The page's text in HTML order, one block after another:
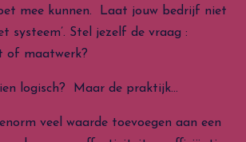
mee kunnen. Laat jouw bedrijf niet
systeem’. Stel jezelf de vraag :
of maatwerk?
logisch? Maar de praktijk…
veel waarde toevoegen aan een